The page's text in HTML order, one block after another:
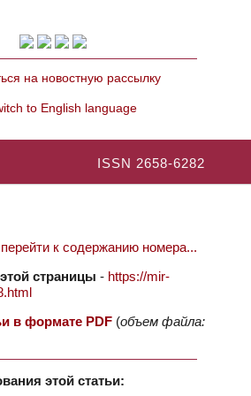
на новостную рассылку
to English language
ISSN 2658-6282
перейти к содержанию номера...
страницы - https://mir-
в формате PDF (объем файла:
этой статьи: